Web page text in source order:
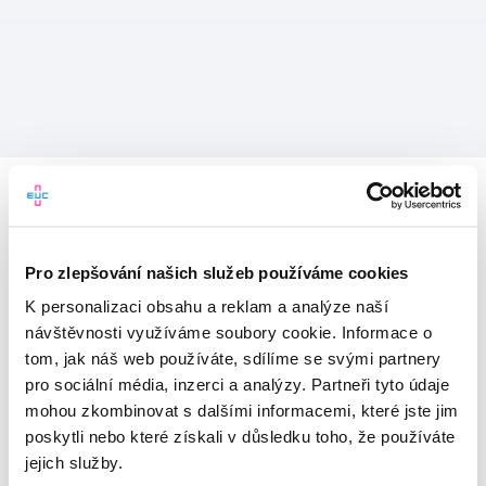
Pro zlepšování našich služeb používáme cookies
K personalizaci obsahu a reklam a analýze naší
návštěvnosti využíváme soubory cookie. Informace o
tom, jak náš web používáte, sdílíme se svými partnery
pro sociální média, inzerci a analýzy. Partneři tyto údaje
mohou zkombinovat s dalšími informacemi, které jste jim
poskytli nebo které získali v důsledku toho, že používáte
jejich služby.
Vítejte v mojeEUC